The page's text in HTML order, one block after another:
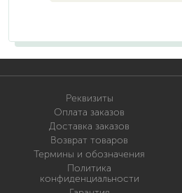
Реквизиты
Оплата заказов
Доставка заказов
Возврат товаров
Термины и обозначения
Политика
конфиденциальности